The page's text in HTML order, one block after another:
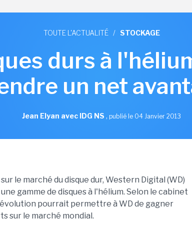
TOUTE L'ACTUALITÉ / STOCKAGE
durs à
un net
Jean Elyan avec IDG NS , publié le 04 Janvier 2013
le marché du disque dur, Western Digital (WD)
gamme de disques à l'hélium. Selon le cabinet
pourrait permettre à WD de gagner
sur le marché mondial.